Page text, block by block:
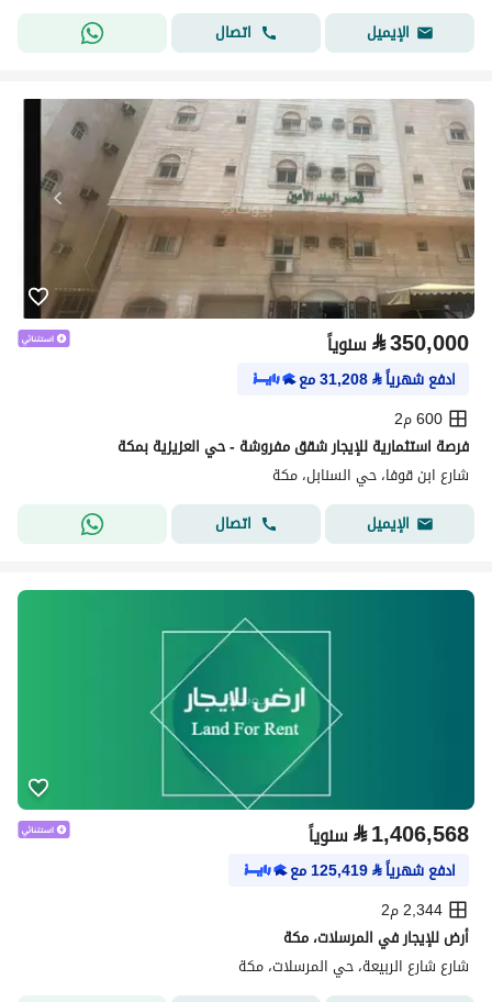
الإيميل
اتصال
⃁350,000 سنوياً
ادفع شهرياً⃁
31,208مع
600 م2
فرصة استثمارية للإيجار شقق مفروشة - حي العزيزية بمكة
شارع ابن قوفا، حي السنابل، مكة
الإيميل
اتصال
⃁1,406,568 سنوياً
ادفع شهرياً⃁
125,419مع
2,344 م2
أرض للإيجار في المرسلات، مكة
شارع شارع الربيعة، حي المرسلات، مكة